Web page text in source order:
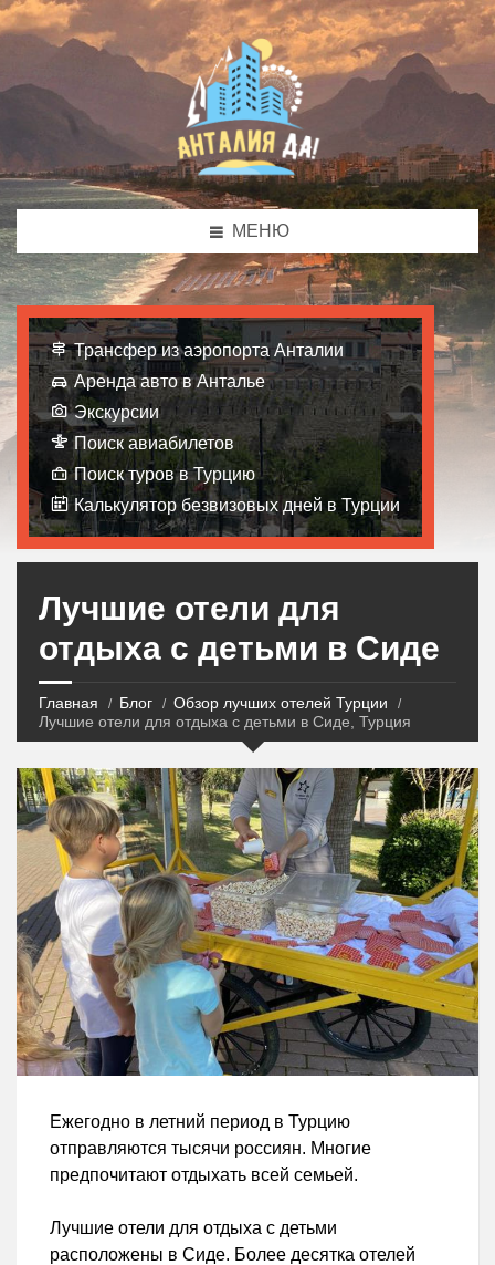
МЕНЮ
Трансфер из аэропорта Анталии
Аренда авто в Анталье
Экскурсии
Поиск авиабилетов
Поиск туров в Турцию
Калькулятор безвизовых дней в Турции
Лучшие отели для
отдыха с детьми в Сиде
Главная Блог
Обзор лучших отелей Турции
Лучшие отели для отдыха с детьми в Сиде, Турция
Ежегодно в летний период в Турцию
отправляются тысячи россиян. Многие
предпочитают отдыхать всей семьей.
Лучшие отели для отдыха с детьми
расположены в Сиде. Более десятка отелей